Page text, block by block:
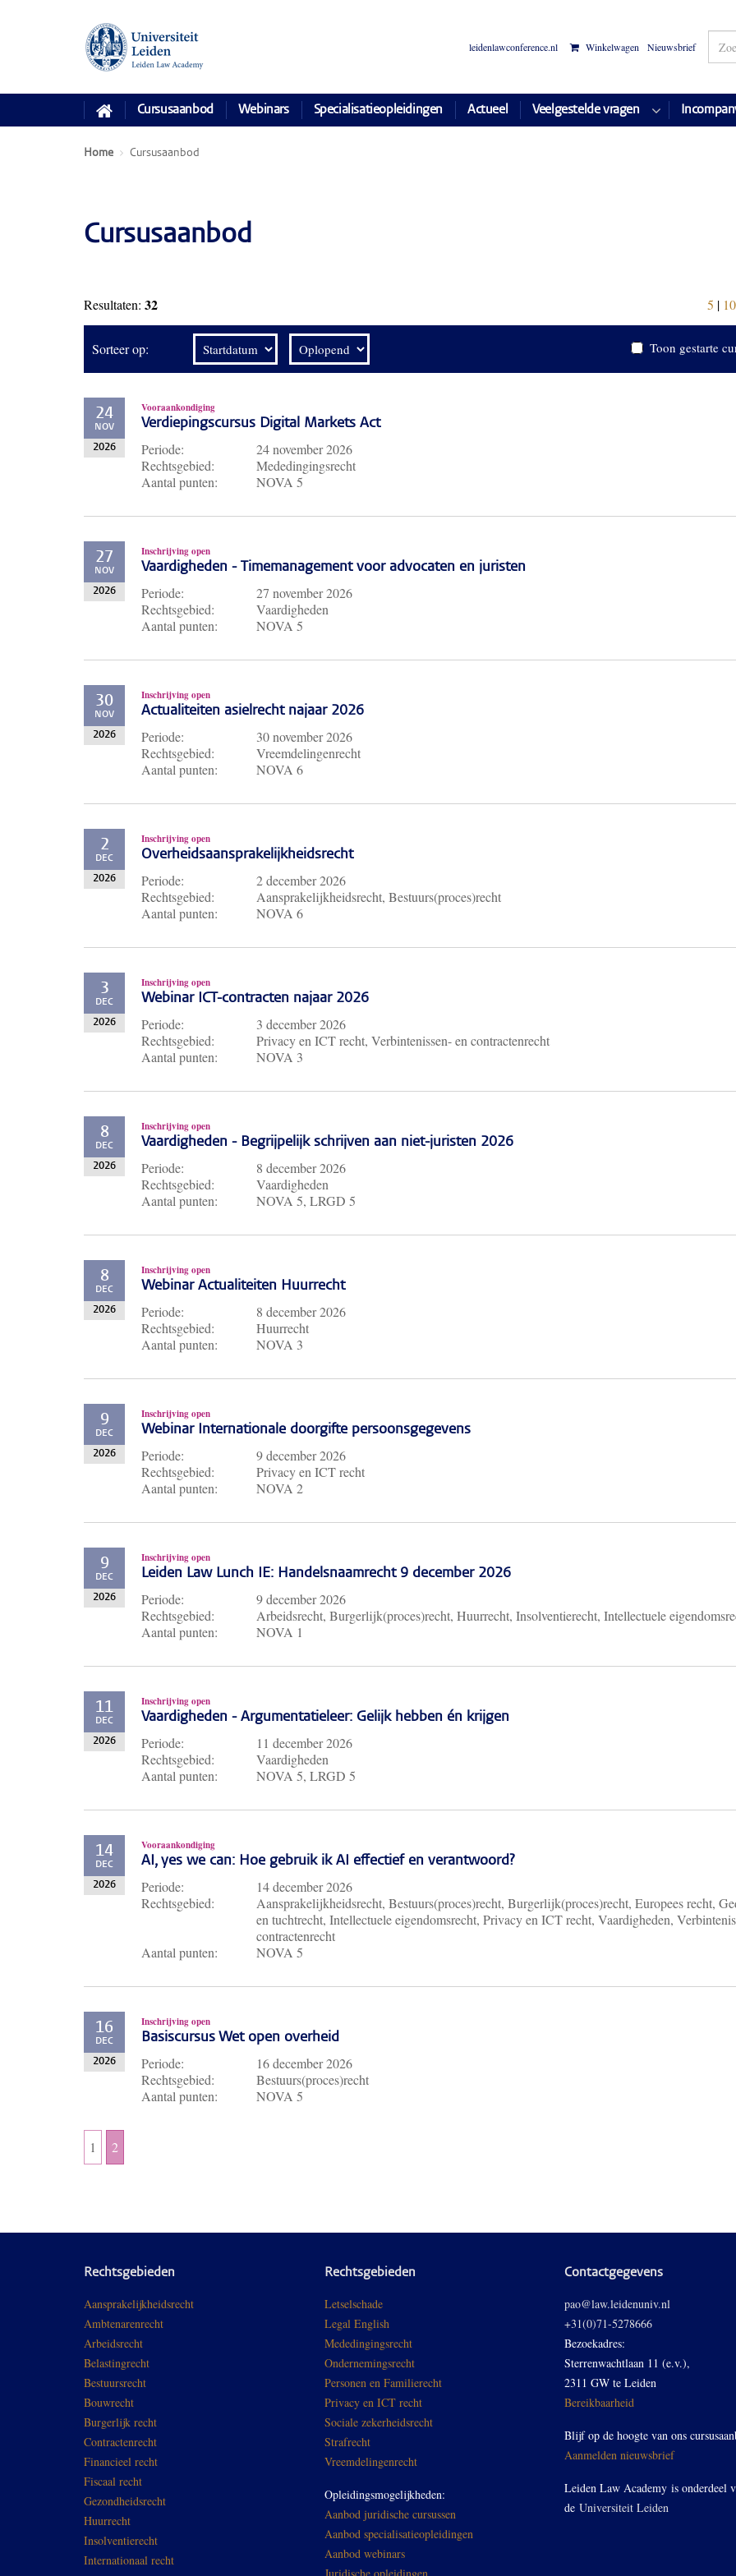
leidenlawconference.nl Winkelwagen Nieuwsbrief
Cursusaanbod Webinars Specialisatieopleidingen Actueel Veelgestelde vragen
Home Cursusaanbod
Cursusaanbod
Resultaten: 32 5 | 10
Sorteer op: Toon gestarte
24
NOV
2026
Vooraankondiging
Verdiepingscursus Digital Markets Act
Periode:
24 november 2026
Rechtsgebied:
Mededingingsrecht
Aantal punten:
NOVA 5
27
NOV
2026
Inschrijving open
Vaardigheden - Timemanagement voor advocaten en juristen
Periode:
27 november 2026
Rechtsgebied:
Vaardigheden
Aantal punten:
NOVA 5
30
NOV
2026
Inschrijving open
Actualiteiten asielrecht najaar 2026
Periode:
30 november 2026
Rechtsgebied:
Vreemdelingenrecht
Aantal punten:
NOVA 6
2
DEC
2026
Inschrijving open
Overheidsaansprakelijkheidsrecht
Periode:
2 december 2026
Rechtsgebied:
Aansprakelijkheidsrecht, Bestuurs(proces)recht
Aantal punten:
NOVA 6
3
DEC
2026
Inschrijving open
Webinar ICT-contracten najaar 2026
Periode:
3 december 2026
Rechtsgebied:
Privacy en ICT recht, Verbintenissen- en contractenrecht
Aantal punten:
NOVA 3
8
DEC
2026
Inschrijving open
Vaardigheden - Begrijpelijk schrijven aan niet-juristen 2026
Periode:
8 december 2026
Rechtsgebied:
Vaardigheden
Aantal punten:
NOVA 5, LRGD 5
8
DEC
2026
Inschrijving open
Webinar Actualiteiten Huurrecht
Periode:
8 december 2026
Rechtsgebied:
Huurrecht
Aantal punten:
NOVA 3
9
DEC
2026
Inschrijving open
Webinar Internationale doorgifte persoonsgegevens
Periode:
9 december 2026
Rechtsgebied:
Privacy en ICT recht
Aantal punten:
NOVA 2
9
DEC
2026
Inschrijving open
Leiden Law Lunch IE: Handelsnaamrecht 9 december 2026
Periode:
9 december 2026
Rechtsgebied:
Arbeidsrecht, Burgerlijk(proces)recht, Huurrecht, Insolventierecht, Intellectuele
Aantal punten:
NOVA 1
11
DEC
2026
Inschrijving open
Vaardigheden - Argumentatieleer: Gelijk hebben én krijgen
Periode:
11 december 2026
Rechtsgebied:
Vaardigheden
Aantal punten:
NOVA 5, LRGD 5
14
DEC
2026
Vooraankondiging
AI, yes we can: Hoe gebruik ik AI effectief en verantwoord?
Periode:
14 december 2026
Rechtsgebied:
Aansprakelijkheidsrecht, Bestuurs(proces)recht, Burgerlijk(proces)recht, Europees recht,
en tuchtrecht, Intellectuele eigendomsrecht, Privacy en ICT recht, Vaardigheden,
contractenrecht
Aantal punten:
NOVA 5
16
DEC
2026
Inschrijving open
Basiscursus Wet open overheid
Periode:
16 december 2026
Rechtsgebied:
Bestuurs(proces)recht
Aantal punten:
NOVA 5
1 2
Rechtsgebieden
Aansprakelijkheidsrecht
Ambtenarenrecht
Arbeidsrecht
Belastingrecht
Bestuursrecht
Bouwrecht
Burgerlijk recht
Contractenrecht
Financieel recht
Fiscaal recht
Gezondheidsrecht
Huurrecht
Insolventierecht
Internationaal recht
Rechtsgebieden
Letselschade
Legal English
Mededingingsrecht
Ondernemingsrecht
Personen en Familierecht
Privacy en ICT recht
Sociale zekerheidsrecht
Strafrecht
Vreemdelingenrecht
Opleidingsmogelijkheden:
Aanbod juridische cursussen
Aanbod specialisatieopleidingen
Aanbod webinars
Contactgegevens
pao@law.leidenuniv.nl
+31(0)71-5278666
Bezoekadres:
Sterrenwachtlaan 11 (e.v.),
2311 GW te Leiden
Bereikbaarheid
Blijf op de hoogte van ons
Aanmelden nieuwsbrief
Leiden Law Academy is onderdeel
de Universiteit Leiden